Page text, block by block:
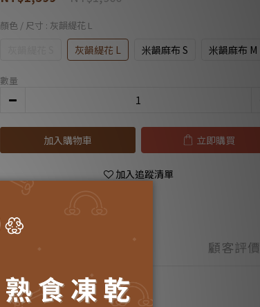
顏色 / 尺寸 : 灰韻緹花 L
灰韻緹花 L 米韻麻布 S 米韻麻布 M
數量
加入購物車 立即購買
加入追蹤清單
顧客評價